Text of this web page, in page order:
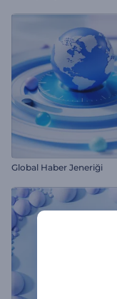
Global Haber Jeneriği